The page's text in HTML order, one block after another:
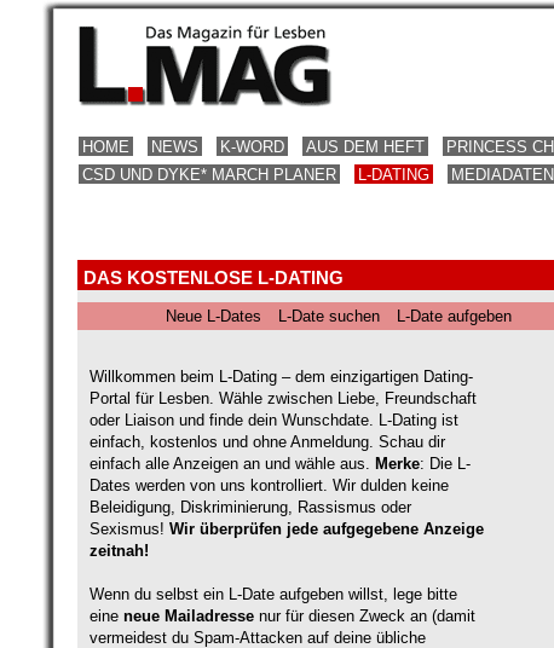
HOME NEWS K-WORD AUS DEM HEFT
PRINCESS
CSD UND DYKE* MARCH PLANER
L-DATING MEDIADATEN
DAS KOSTENLOSE L-DATING
Neue L-Dates L-Date suchen L-Date aufgeben
Willkommen beim L-Dating – dem einzigartigen Dating-
Portal für Lesben. Wähle zwischen Liebe, Freundschaft
oder Liaison und finde dein Wunschdate. L-Dating ist
einfach, kostenlos und ohne Anmeldung. Schau dir
einfach alle Anzeigen an und wähle aus.
Merke: Die L-
Dates werden von uns kontrolliert. Wir dulden keine
Beleidigung, Diskriminierung, Rassismus oder
Sexismus! Wir überprüfen jede aufgegebene Anzeige
zeitnah!
Wenn du selbst ein L-Date aufgeben willst, lege bitte
eine neue Mailadresse nur für diesen Zweck an (damit
vermeidest du Spam-Attacken auf deine übliche